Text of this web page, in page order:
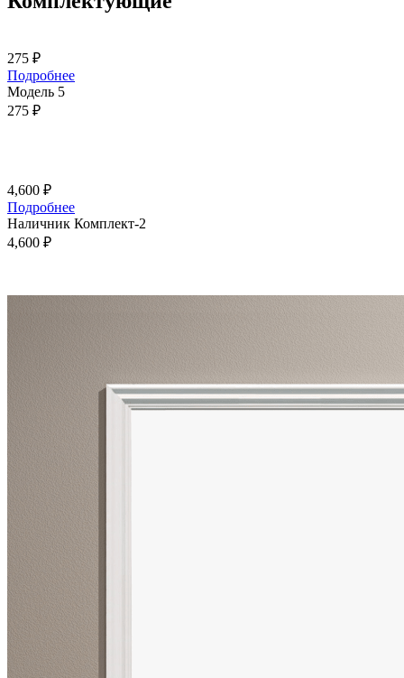
275 ₽
Подробнее
Модель 5
275 ₽
4,600 ₽
Подробнее
Наличник Комплект-2
4,600 ₽